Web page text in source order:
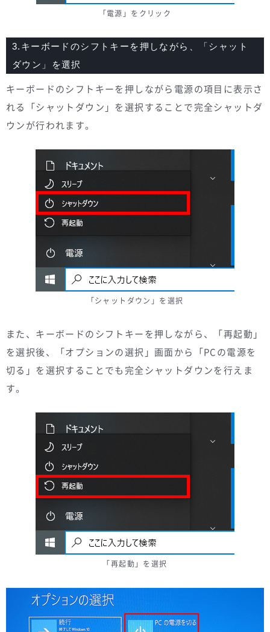
「電源」をクリック
3.キーボードのシフトキーを押しながら、「シャット
ダウン」を選択
キーボードのシフトキーを押しながら電源の項目に表示さ
れる「シャットダウン」を選択することで完全シャットダ
ウンが行われます。
「シャットダウン」を選択
また、キーボードのシフトキーを押しながら、「再起動」
を選択後、「オプションの選択」画面から「PCの電源を
切る」を選択することでも完全シャットダウンを行えま
す。
「再起動」を選択